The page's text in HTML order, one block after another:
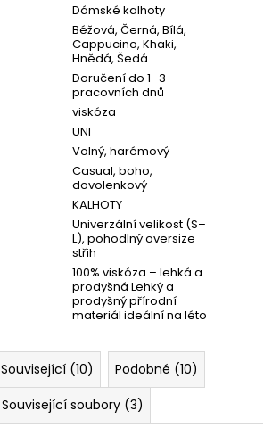
Dámské kalhoty
Béžová, Černá, Bílá,
Cappucino, Khaki,
Hnědá, Šedá
Doručení do 1–3
pracovních dnů
viskóza
UNI
Volný, harémový
Casual, boho,
dovolenkový
KALHOTY
Univerzální velikost (S–
L), pohodlný oversize
střih
100% viskóza – lehká a
prodyšná Lehký a
prodyšný přírodní
materiál ideální na léto
Související (10)
Podobné (10)
Související soubory (3)